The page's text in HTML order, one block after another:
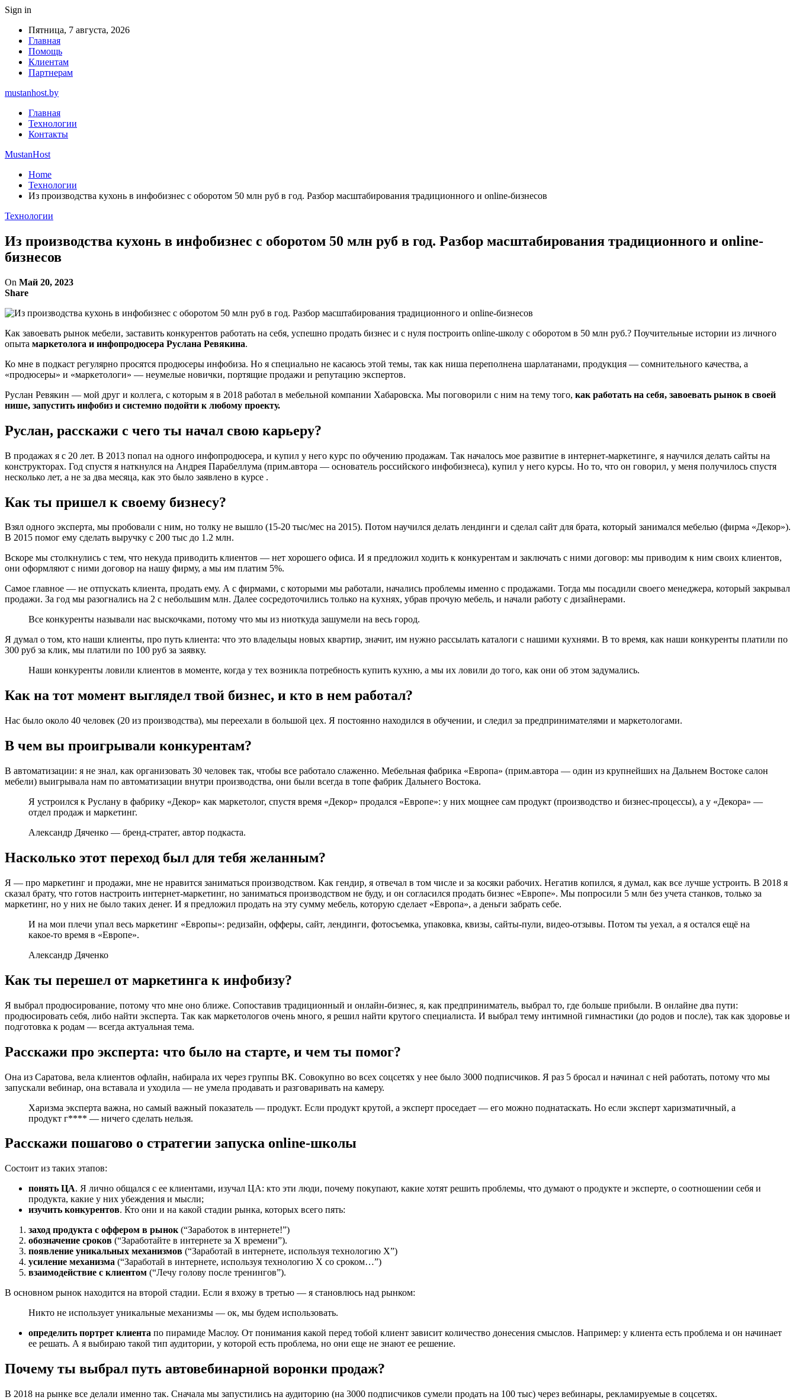
Sign in
Пятница, 7 августа, 2026
Главная
Помощь
Клиентам
Партнерам
mustanhost.by
Главная
Технологии
Контакты
MustanHost
Home
Технологии
Из производства кухонь в инфобизнес с оборотом 50 млн руб в год. Разбор масштабирования традиционного и online-бизнесов
Технологии
Из производства кухонь в инфобизнес с оборотом 50 млн руб в год. Разбор масштабирования традиционного и online-
бизнесов
On Май 20, 2023
Share
Как завоевать рынок мебели, заставить конкурентов работать на себя, успешно продать бизнес и с нуля построить online-школу с оборотом в 50 млн руб.? Поучительные истории из личного
опыта маркетолога и инфопродюсера Руслана Ревякина.
Ко мне в подкаст регулярно просятся продюсеры инфобиза. Но я специально не касаюсь этой темы, так как ниша переполнена шарлатанами, продукция — сомнительного качества, а
«продюсеры» и «маркетологи» — неумелые новички, портящие продажи и репутацию экспертов.
Руслан Ревякин — мой друг и коллега, с которым я в 2018 работал в мебельной компании Хабаровска. Мы поговорили с ним на тему того, как работать на себя, завоевать рынок в своей
нише, запустить инфобиз и системно подойти к любому проекту.
Руслан, расскажи с чего ты начал свою карьеру?
В продажах я с 20 лет. В 2013 попал на одного инфопродюсера, и купил у него курс по обучению продажам. Так началось мое развитие в интернет-маркетинге, я научился делать сайты на
конструкторах. Год спустя я наткнулся на Андрея Парабеллума (прим.автора — основатель российского инфобизнеса), купил у него курсы. Но то, что он говорил, у меня получилось спустя
несколько лет, а не за два месяца, как это было заявлено в курсе .
Как ты пришел к своему бизнесу?
Взял одного эксперта, мы пробовали с ним, но толку не вышло (15-20 тыс/мес на 2015). Потом научился делать лендинги и сделал сайт для брата, который занимался мебелью (фирма «Декор»).
В 2015 помог ему сделать выручку с 200 тыс до 1.2 млн.
Вскоре мы столкнулись с тем, что некуда приводить клиентов — нет хорошего офиса. И я предложил ходить к конкурентам и заключать с ними договор: мы приводим к ним своих клиентов,
они оформляют с ними договор на нашу фирму, а мы им платим 5%.
Самое главное — не отпускать клиента, продать ему. А с фирмами, с которыми мы работали, начались проблемы именно с продажами. Тогда мы посадили своего менеджера, который закрывал
продажи. За год мы разогнались на 2 с небольшим млн. Далее сосредоточились только на кухнях, убрав прочую мебель, и начали работу с дизайнерами.
Все конкуренты называли нас выскочками, потому что мы из ниоткуда зашумели на весь город.
Я думал о том, кто наши клиенты, про путь клиента: что это владельцы новых квартир, значит, им нужно рассылать каталоги с нашими кухнями. В то время, как наши конкуренты платили по
300 руб за клик, мы платили по 100 руб за заявку.
Наши конкуренты ловили клиентов в моменте, когда у тех возникла потребность купить кухню, а мы их ловили до того, как они об этом задумались.
Как на тот момент выглядел твой бизнес, и кто в нем работал?
Нас было около 40 человек (20 из производства), мы переехали в большой цех. Я постоянно находился в обучении, и следил за предпринимателями и маркетологами.
В чем вы проигрывали конкурентам?
В автоматизации: я не знал, как организовать 30 человек так, чтобы все работало слаженно. Мебельная фабрика «Европа» (прим.автора — один из крупнейших на Дальнем Востоке салон
мебели) выигрывала нам по автоматизации внутри производства, они были всегда в топе фабрик Дальнего Востока.
Я устроился к Руслану в фабрику «Декор» как маркетолог, спустя время «Декор» продался «Европе»: у них мощнее сам продукт (производство и бизнес-процессы), а у «Декора» —
отдел продаж и маркетинг.
Александр Дяченко — бренд-стратег, автор подкаста.
Насколько этот переход был для тебя желанным?
Я — про маркетинг и продажи, мне не нравится заниматься производством. Как гендир, я отвечал в том числе и за косяки рабочих. Негатив копился, я думал, как все лучше устроить. В 2018 я
сказал брату, что готов настроить интернет-маркетинг, но заниматься производством не буду, и он согласился продать бизнес «Европе». Мы попросили 5 млн без учета станков, только за
маркетинг, но у них не было таких денег. И я предложил продать на эту сумму мебель, которую сделает «Европа», а деньги забрать себе.
И на мои плечи упал весь маркетинг «Европы»: редизайн, офферы, сайт, лендинги, фотосъемка, упаковка, квизы, сайты-пули, видео-отзывы. Потом ты уехал, а я остался ещё на
какое-то время в «Европе».
Александр Дяченко
Как ты перешел от маркетинга к инфобизу?
Я выбрал продюсирование, потому что мне оно ближе. Сопоставив традиционный и онлайн-бизнес, я, как предприниматель, выбрал то, где больше прибыли. В онлайне два пути:
продюсировать себя, либо найти эксперта. Так как маркетологов очень много, я решил найти крутого специалиста. И выбрал тему интимной гимнастики (до родов и после), так как здоровье и
подготовка к родам — всегда актуальная тема.
Расскажи про эксперта: что было на старте, и чем ты помог?
Она из Саратова, вела клиентов офлайн, набирала их через группы ВК. Совокупно во всех соцсетях у нее было 3000 подписчиков. Я раз 5 бросал и начинал с ней работать, потому что мы
запускали вебинар, она вставала и уходила — не умела продавать и разговаривать на камеру.
Харизма эксперта важна, но самый важный показатель — продукт. Если продукт крутой, а эксперт проседает — его можно поднатаскать. Но если эксперт харизматичный, а
продукт г**** — ничего сделать нельзя.
Расскажи пошагово о стратегии запуска online-школы
Состоит из таких этапов:
понять ЦА. Я лично общался с ее клиентами, изучал ЦА: кто эти люди, почему покупают, какие хотят решить проблемы, что думают о продукте и эксперте, о соотношении себя и
продукта, какие у них убеждения и мысли;
изучить конкурентов. Кто они и на какой стадии рынка, которых всего пять:
заход продукта с оффером в рынок (“Заработок в интернете!”)
обозначение сроков (“Заработайте в интернете за Х времени”).
появление уникальных механизмов (“Заработай в интернете, используя технологию Х”)
усиление механизма (“Заработай в интернете, используя технологию Х со сроком…”)
взаимодействие с клиентом (“Лечу голову после тренингов”).
В основном рынок находится на второй стадии. Если я вхожу в третью — я становлюсь над рынком:
Никто не использует уникальные механизмы — ок, мы будем использовать.
определить портрет клиента по пирамиде Маслоу. От понимания какой перед тобой клиент зависит количество донесения смыслов. Например: у клиента есть проблема и он начинает
ее решать. А я выбираю такой тип аудитории, у которой есть проблема, но они еще не знают ее решение.
Почему ты выбрал путь автовебинарной воронки продаж?
В 2018 на рынке все делали именно так. Сначала мы запустились на аудиторию (на 3000 подписчиков сумели продать на 100 тыс) через вебинары, рекламируемые в соцсетях.